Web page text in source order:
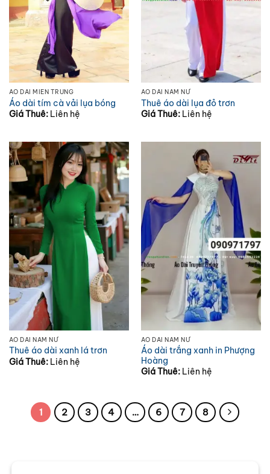
ÁO DÀI MIỀN TRUNG
Áo dài tím cà vải lụa bóng
Giá Thuê: Liên hệ
ÁO DÀI NAM NỮ
Thuê áo dài lụa đỏ trơn
Giá Thuê: Liên hệ
ÁO DÀI NAM NỮ
Thuê áo dài xanh lá trơn
Giá Thuê: Liên hệ
ÁO DÀI NAM NỮ
Áo dài trắng xanh in Phượng
Hoàng
Giá Thuê: Liên hệ
1 2 3 4 … 6 7 8